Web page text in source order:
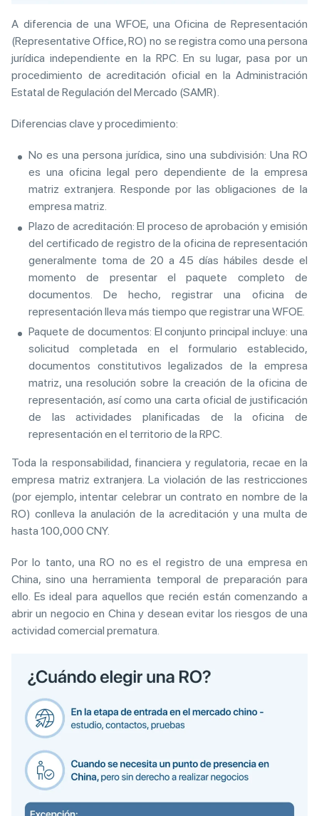
A diferencia de una WFOE, una Oficina de Representación
(Representative Office, RO) no se registra como una persona
jurídica independiente en la RPC. En su lugar, pasa por un
procedimiento de acreditación oficial en la Administración
Estatal de Regulación del Mercado (SAMR).
Diferencias clave y procedimiento:
No es una persona jurídica, sino una subdivisión: Una RO
es una oficina legal pero dependiente de la empresa
matriz extranjera. Responde por las obligaciones de la
empresa matriz.
Plazo de acreditación: El proceso de aprobación y emisión
del certificado de registro de la oficina de representación
generalmente toma de 20 a 45 días hábiles desde el
momento de presentar el paquete completo de
documentos. De hecho, registrar una oficina de
representación lleva más tiempo que registrar una WFOE.
Paquete de documentos: El conjunto principal incluye: una
solicitud completada en el formulario establecido,
documentos constitutivos legalizados de la empresa
matriz, una resolución sobre la creación de la oficina de
representación, así como una carta oficial de justificación
de las actividades planificadas de la oficina de
representación en el territorio de la RPC.
Toda la responsabilidad, financiera y regulatoria, recae en la
empresa matriz extranjera. La violación de las restricciones
(por ejemplo, intentar celebrar un contrato en nombre de la
RO) conlleva la anulación de la acreditación y una multa de
hasta 100,000 CNY.
Por lo tanto, una RO no es el registro de una empresa en
China, sino una herramienta temporal de preparación para
ello. Es ideal para aquellos que recién están comenzando a
abrir un negocio en China y desean evitar los riesgos de una
actividad comercial prematura.